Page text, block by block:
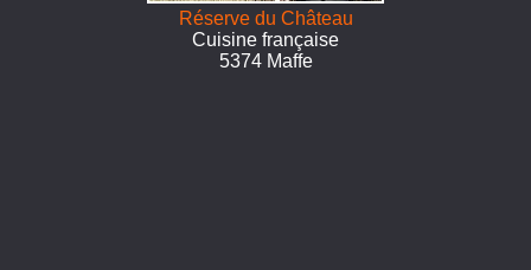
Réserve du Château
Cuisine française
5374 Maffe